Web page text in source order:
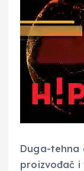
Duga-tehna
proizvođač